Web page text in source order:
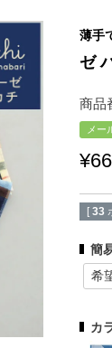
薄手
ゼ
商品
メー
¥
[ 33
簡
カ